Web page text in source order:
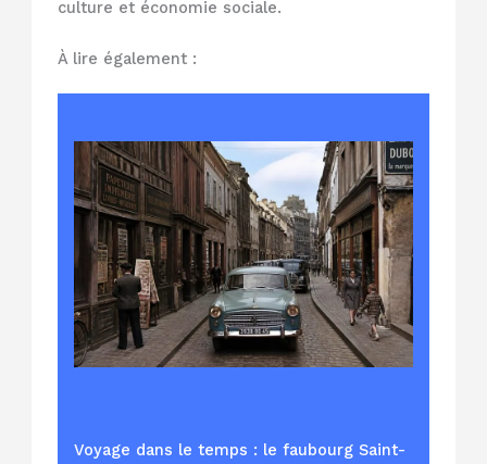
culture et économie sociale.
À lire également :
Voyage dans le temps : le faubourg Saint-